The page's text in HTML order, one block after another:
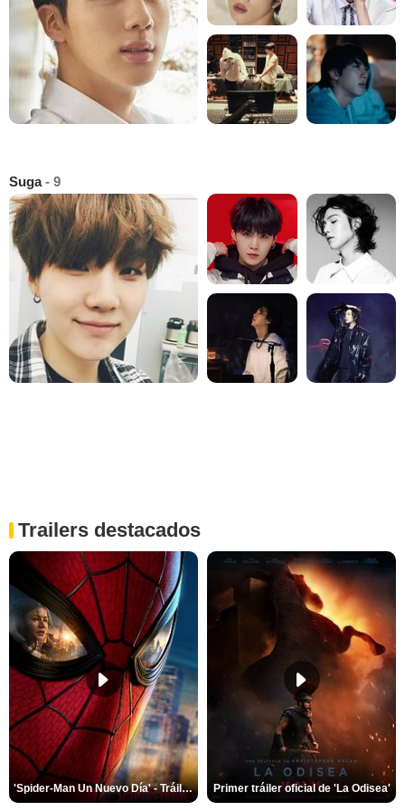
Suga- 9
Trailers destacados
'Spider-Man Un Nuevo Día' - Tráiler oficial subtitulado Primer tráiler oficial de 'La Odisea'